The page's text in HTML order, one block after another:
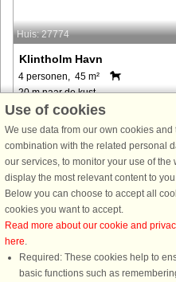
Huis: 27774
Klintholm Havn
4 personen, 45 m²
20 m naar de kust.
Kommen Sie auf dem Land- oder
Ferienwohnungen direkt am
van
Use of cookies
We use data from our own cookies
combination with the related personal
our services, to monitor your use of
display the most relevant content to
Below you can choose to accept all
cookies you want to accept.
Read more about our cookie and
here.
Required: These cookies help to
basic functions such as